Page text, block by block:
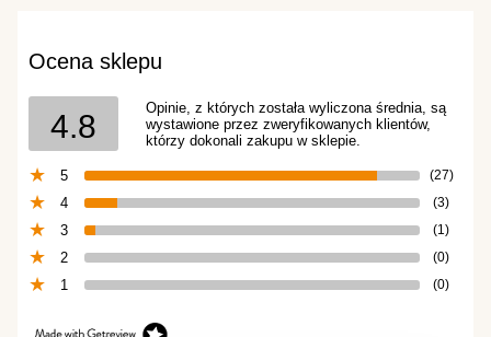
Ocena sklepu
4.8
Opinie, z których została wyliczona średnia, są
wystawione przez zweryfikowanych klientów,
którzy dokonali zakupu w sklepie.
5 (27)
4 (3)
3 (1)
2 (0)
1 (0)